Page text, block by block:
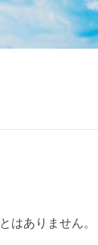
はありません。